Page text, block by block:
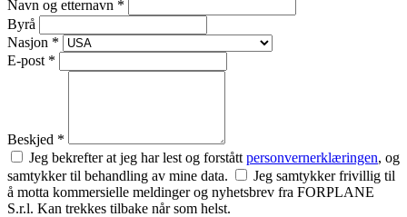
Navn og etternavn *
Byrå
Nasjon *
E-post *
Beskjed *
Jeg bekrefter at jeg har lest og forstått personvernerklæringen, og
samtykker til behandling av mine data.
Jeg samtykker frivillig til
å motta kommersielle meldinger og nyhetsbrev fra FORPLANE
S.r.l. Kan trekkes tilbake når som helst.